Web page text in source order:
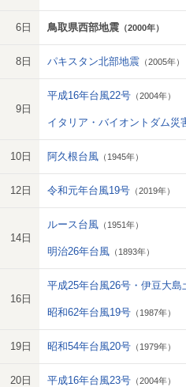
6日 鳥取県西部地震 （2000年）
8日 パキスタン北部地震 （2005年）
9日
平成16年台風22号 （2004年）
イタリア・バイオントダム災
10日 阿久根台風 （1945年）
12日 令和元年台風19号 （2019年）
14日
ルース台風 （1951年）
明治26年台風 （1893年）
16日
平成25年台風26号・伊豆大島
昭和62年台風19号 （1987年）
19日 昭和54年台風20号 （1979年）
20日 平成16年台風23号 （2004年）